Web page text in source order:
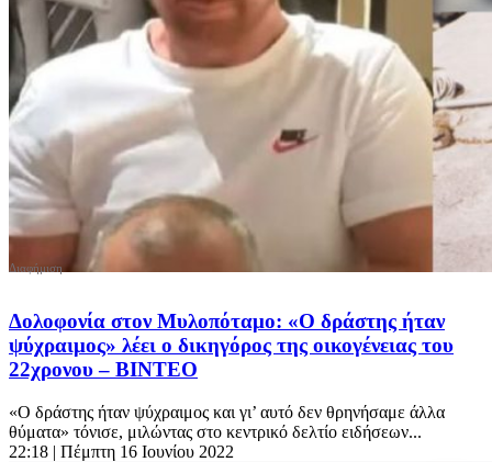
Δολοφονία στον Μυλοπόταμο: «Ο δράστης ήταν
ψύχραιμος» λέει ο δικηγόρος της οικογένειας του
22χρονου – ΒΙΝΤΕΟ
«Ο δράστης ήταν ψύχραιμος και γι’ αυτό δεν θρηνήσαμε άλλα
θύματα» τόνισε, μιλώντας στο κεντρικό δελτίο ειδήσεων...
22:18 | Πέμπτη 16 Ιουνίου 2022